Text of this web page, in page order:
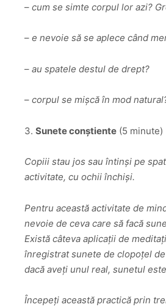
– cum se simte corpul lor azi?
– e nevoie să se aplece când
– au spatele destul de drept?
– corpul se mișcă în mod
3. Sunete conștiente (5 minute)
Copiii stau jos sau întinși pe
activitate, cu ochii închiși.
Pentru această activitate de
nevoie de ceva care să facă
Există câteva aplicații de
înregistrat sunete de clopoțel
dacă aveți unul real, sunetul
Începeți această practică prin